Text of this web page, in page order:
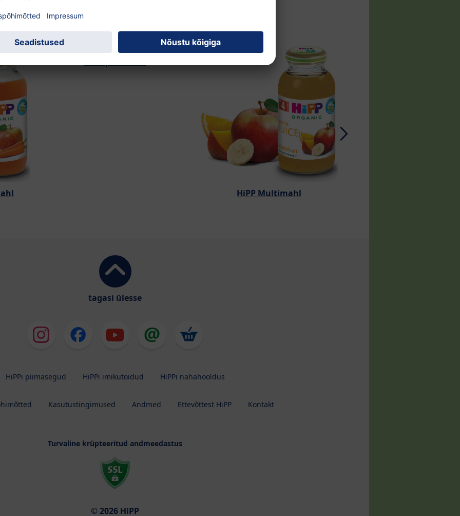
HiPP Multimahl
tagasi ülesse
HiPPi piimasegud HiPPi imikutoidud HiPPi nahahooldus
Kasutustingimused Andmed Ettevõttest HiPP Kontakt
Turvaline krüpteeritud andmeedastus
© 2026 HiPP